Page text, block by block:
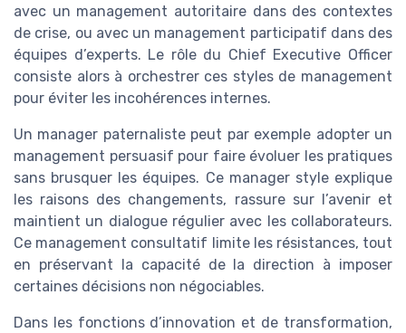
avec un management autoritaire dans des contextes
de crise, ou avec un management participatif dans des
équipes d’experts. Le rôle du Chief Executive Officer
consiste alors à orchestrer ces styles de management
pour éviter les incohérences internes.
Un manager paternaliste peut par exemple adopter un
management persuasif pour faire évoluer les pratiques
sans brusquer les équipes. Ce manager style explique
les raisons des changements, rassure sur l’avenir et
maintient un dialogue régulier avec les collaborateurs.
Ce management consultatif limite les résistances, tout
en préservant la capacité de la direction à imposer
certaines décisions non négociables.
Dans les fonctions d’innovation et de transformation,